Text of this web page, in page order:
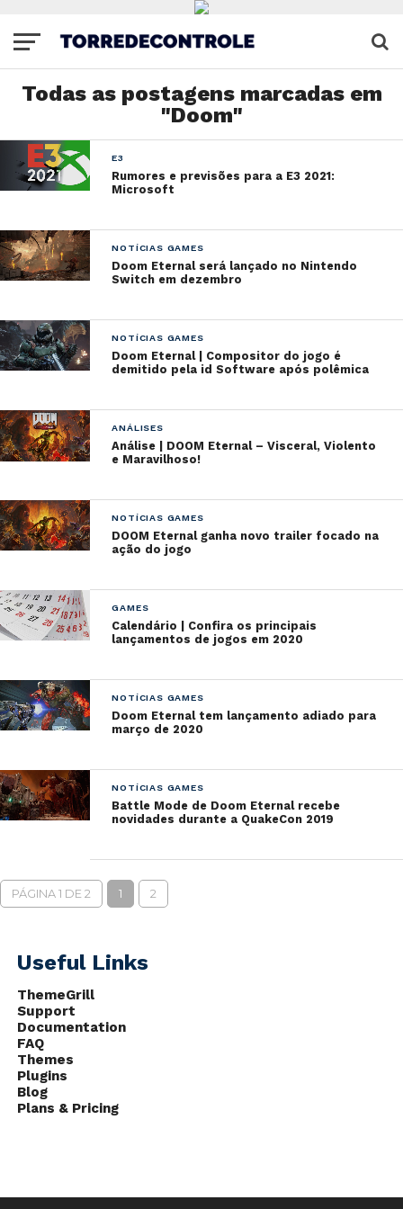
Todas as postagens marcadas em
"Doom"
E3
Rumores e previsões para a E3 2021:
Microsoft
NOTÍCIAS GAMES
Doom Eternal será lançado no Nintendo
Switch em dezembro
NOTÍCIAS GAMES
Doom Eternal | Compositor do jogo é
demitido pela id Software após polêmica
ANÁLISES
Análise | DOOM Eternal – Visceral, Violento
e Maravilhoso!
NOTÍCIAS GAMES
DOOM Eternal ganha novo trailer focado na
ação do jogo
GAMES
Calendário | Confira os principais
lançamentos de jogos em 2020
NOTÍCIAS GAMES
Doom Eternal tem lançamento adiado para
março de 2020
NOTÍCIAS GAMES
Battle Mode de Doom Eternal recebe
novidades durante a QuakeCon 2019
PÁGINA 1 DE 2 1 2
Useful Links
ThemeGrill
Support
Documentation
FAQ
Themes
Plugins
Blog
Plans & Pricing